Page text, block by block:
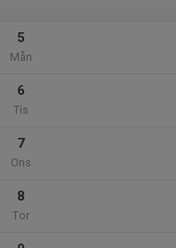
5
Mån
6
Tis
7
Ons
8
Tor